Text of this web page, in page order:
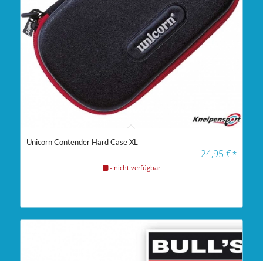
Unicorn Contender Hard Case XL
24,95€*
- nicht verfügbar